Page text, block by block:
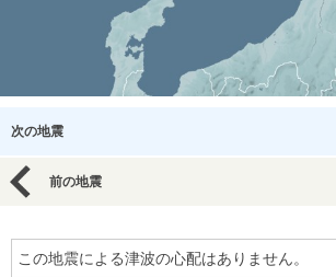
次の地震
前の地震
この地震による津波の心配はありません。